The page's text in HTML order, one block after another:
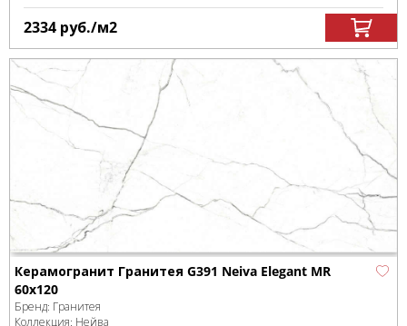
2334 руб./м2
Керамогранит Гранитея G391 Neiva Elegant MR
60x120
Бренд: Гранитея
Коллекция: Нейва